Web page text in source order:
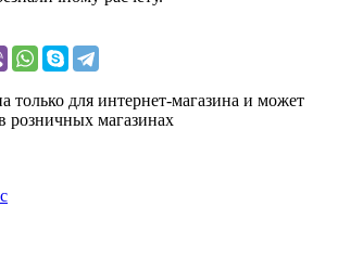
только для интернет-магазина и может
розничных магазинах